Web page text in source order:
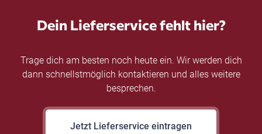
Dein Lieferservice fehlt hier?
Trage dich am besten noch heute ein. Wir werden dich
dann schnellstmöglich kontaktieren und alles weitere
besprechen.
Jetzt Lieferservice eintragen